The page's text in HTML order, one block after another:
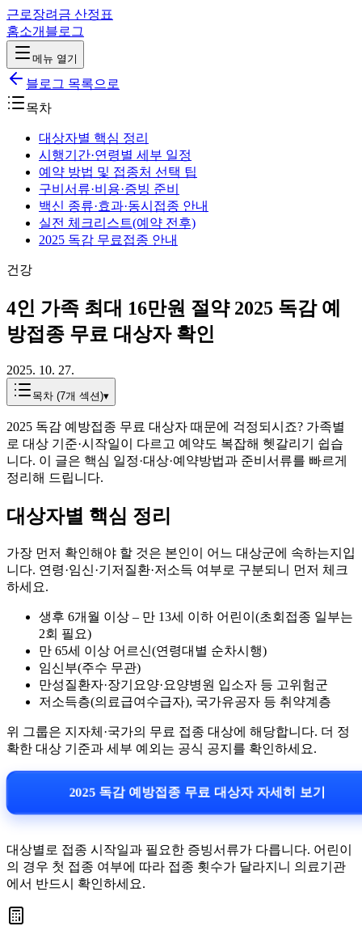
근로장려금 산정표
홈소개 블로그
메뉴 열기
블로그 목록으로
목차
대상자별 핵심 정리
시행기간·연령별 세부 일정
예약 방법 및 접종처 선택 팁
구비서류·비용·증빙 준비
백신 종류·효과·동시접종 안내
실전 체크리스트(예약 전후)
2025 독감 무료접종 안내
건강
4인 가족 최대 16만원 절약 2025 독감 예
방접종 무료 대상자 확인
2025. 10. 27.
목차 (7개 섹션)▾
2025 독감 예방접종 무료 대상자 때문에 걱정되시죠? 가족별
로 대상 기준·시작일이 다르고 예약도 복잡해 헷갈리기 쉽습
니다. 이 글은 핵심 일정·대상·예약방법과 준비서류를 빠르게
정리해 드립니다.
대상자별 핵심 정리
가장 먼저 확인해야 할 것은 본인이 어느 대상군에 속하는지입
니다. 연령·임신·기저질환·저소득 여부로 구분되니 먼저 체크
하세요.
생후 6개월 이상 – 만 13세 이하 어린이(초회접종 일부는
2회 필요)
만 65세 이상 어르신(연령대별 순차시행)
임신부(주수 무관)
만성질환자·장기요양·요양병원 입소자 등 고위험군
저소득층(의료급여수급자), 국가유공자 등 취약계층
위 그룹은 지자체·국가의 무료 접종 대상에 해당합니다. 더 정
확한 대상 기준과 세부 예외는 공식 공지를 확인하세요.
2025 독감 예방접종 무료 대상자 자세히 보기
대상별로 접종 시작일과 필요한 증빙서류가 다릅니다. 어린이
의 경우 첫 접종 여부에 따라 접종 횟수가 달라지니 의료기관
에서 반드시 확인하세요.